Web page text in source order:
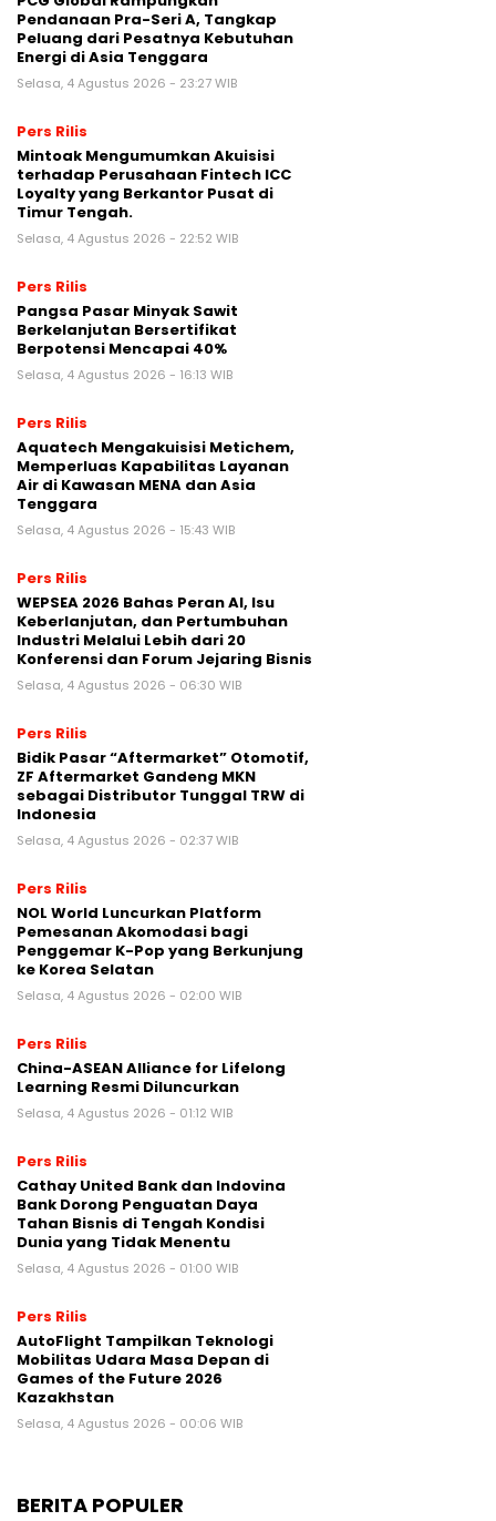
Pendanaan Pra-Seri A, Tangkap
Peluang dari Pesatnya Kebutuhan
Energi di Asia Tenggara
Selasa, 4 Agustus 2026 - 23:27 WIB
Pers Rilis
Mintoak Mengumumkan Akuisisi
terhadap Perusahaan Fintech ICC
Loyalty yang Berkantor Pusat di
Timur Tengah.
Selasa, 4 Agustus 2026 - 22:52 WIB
Pers Rilis
Pangsa Pasar Minyak Sawit
Berkelanjutan Bersertifikat
Berpotensi Mencapai 40%
Selasa, 4 Agustus 2026 - 16:13 WIB
Pers Rilis
Aquatech Mengakuisisi Metichem,
Memperluas Kapabilitas Layanan
Air di Kawasan MENA dan Asia
Tenggara
Selasa, 4 Agustus 2026 - 15:43 WIB
Pers Rilis
WEPSEA 2026 Bahas Peran AI, Isu
Keberlanjutan, dan Pertumbuhan
Industri Melalui Lebih dari 20
Konferensi dan Forum Jejaring Bisnis
Selasa, 4 Agustus 2026 - 06:30 WIB
Pers Rilis
Bidik Pasar “Aftermarket” Otomotif,
ZF Aftermarket Gandeng MKN
sebagai Distributor Tunggal TRW di
Indonesia
Selasa, 4 Agustus 2026 - 02:37 WIB
Pers Rilis
NOL World Luncurkan Platform
Pemesanan Akomodasi bagi
Penggemar K-Pop yang Berkunjung
ke Korea Selatan
Selasa, 4 Agustus 2026 - 02:00 WIB
Pers Rilis
China-ASEAN Alliance for Lifelong
Learning Resmi Diluncurkan
Selasa, 4 Agustus 2026 - 01:12 WIB
Pers Rilis
Cathay United Bank dan Indovina
Bank Dorong Penguatan Daya
Tahan Bisnis di Tengah Kondisi
Dunia yang Tidak Menentu
Selasa, 4 Agustus 2026 - 01:00 WIB
Pers Rilis
AutoFlight Tampilkan Teknologi
Mobilitas Udara Masa Depan di
Games of the Future 2026
Kazakhstan
Selasa, 4 Agustus 2026 - 00:06 WIB
BERITA POPULER